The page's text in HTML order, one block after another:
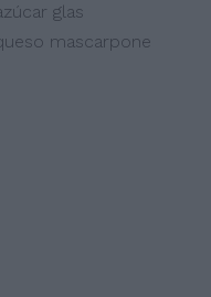
glas
mascarpone